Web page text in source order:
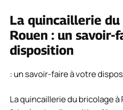
La quincaillerie
Rouen : un savoir-
disposition
: un savoir-faire à votre
La quincaillerie du bricolage à